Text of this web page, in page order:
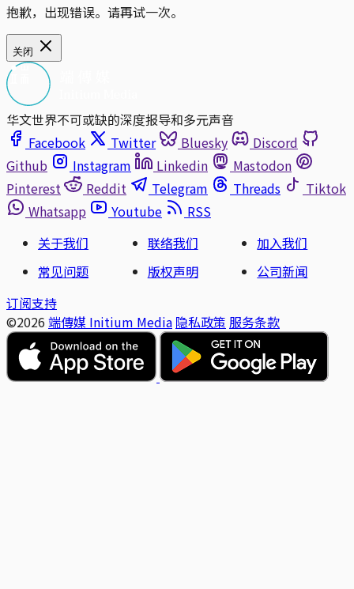
抱歉，出现错误。请再试一次。
关闭
华文世界不可或缺的深度报导和多元声音
Facebook
Twitter Bluesky
Discord
Github
Instagram Linkedin
Mastodon
Pinterest
Reddit Telegram Threads
Tiktok
Whatsapp
Youtube
RSS
关于我们
联络我们
加入我们
常见问题
版权声明
公司新闻
订阅支持
©2026 端傳媒 Initium Media 隐私政策 服务条款